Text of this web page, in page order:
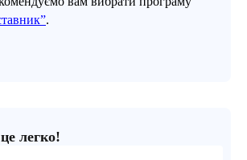
.
легко!